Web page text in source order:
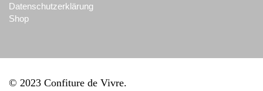
Datenschutzerklärung
Shop
© 2023 Confiture de Vivre